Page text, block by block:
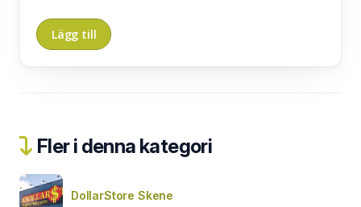
Fler i denna kategori
DollarStore Skene